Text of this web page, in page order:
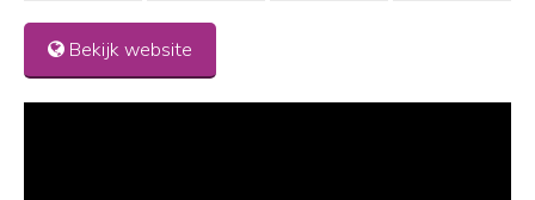
Bekijk website